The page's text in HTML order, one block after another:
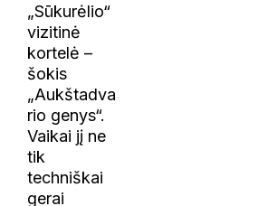
„Sūkurėlio“
vizitinė
kortelė –
šokis
„Aukštadva
rio genys“.
Vaikai jį ne
tik
techniškai
gerai